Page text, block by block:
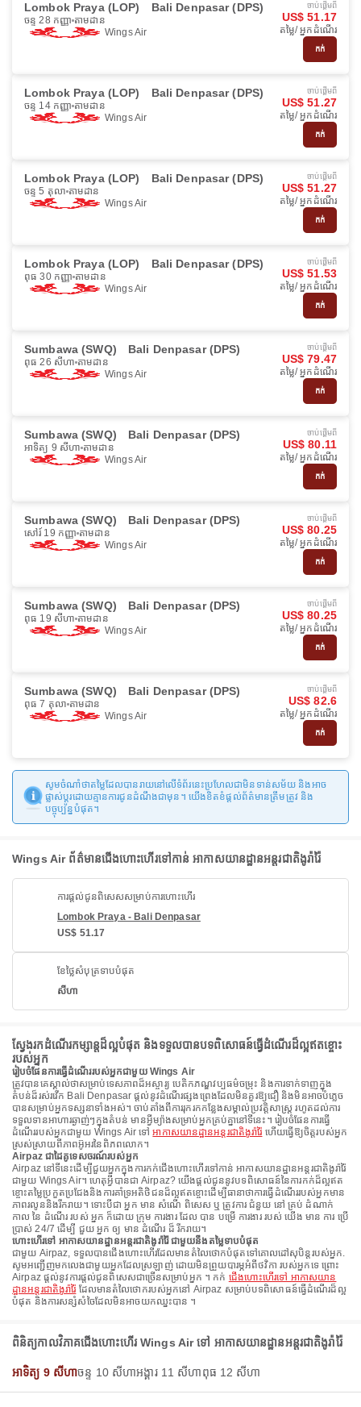
Lombok Praya (LOP) Bali Denpasar (DPS)
ចន្ទ 28 កញ្ញា តាមដាន
Wings Air
ចាប់ផ្ដើមពី
US$ 51.17
តម្លៃ/ អ្នកដំណើរ
កក់
Lombok Praya (LOP) Bali Denpasar (DPS)
ចន្ទ 14 កញ្ញា តាមដាន
Wings Air
ចាប់ផ្ដើមពី
US$ 51.27
តម្លៃ/ អ្នកដំណើរ
កក់
Lombok Praya (LOP) Bali Denpasar (DPS)
ចន្ទ 5 តុលា តាមដាន
Wings Air
ចាប់ផ្ដើមពី
US$ 51.27
តម្លៃ/ អ្នកដំណើរ
កក់
Lombok Praya (LOP) Bali Denpasar (DPS)
ពុធ 30 កញ្ញា តាមដាន
Wings Air
ចាប់ផ្ដើមពី
US$ 51.53
តម្លៃ/ អ្នកដំណើរ
កក់
Sumbawa (SWQ) Bali Denpasar (DPS)
ពុធ 26 សីហា តាមដាន
Wings Air
ចាប់ផ្ដើមពី
US$ 79.47
តម្លៃ/ អ្នកដំណើរ
កក់
Sumbawa (SWQ) Bali Denpasar (DPS)
អាទិត្យ 9 សីហា តាមដាន
Wings Air
ចាប់ផ្ដើមពី
US$ 80.11
តម្លៃ/ អ្នកដំណើរ
កក់
Sumbawa (SWQ) Bali Denpasar (DPS)
សៅរ៍ 19 កញ្ញា តាមដាន
Wings Air
ចាប់ផ្ដើមពី
US$ 80.25
តម្លៃ/ អ្នកដំណើរ
កក់
Sumbawa (SWQ) Bali Denpasar (DPS)
ពុធ 19 សីហា តាមដាន
Wings Air
ចាប់ផ្ដើមពី
US$ 80.25
តម្លៃ/ អ្នកដំណើរ
កក់
Sumbawa (SWQ) Bali Denpasar (DPS)
ពុធ 7 តុលា តាមដាន
Wings Air
ចាប់ផ្ដើមពី
US$ 82.6
តម្លៃ/ អ្នកដំណើរ
កក់
សូមចំណាំថាតម្លៃដែលបានរាយនៅលើទំព័រនេះប្រហែលជាមិនទាន់សម័យ និងអាច
ផ្លាស់ប្តូរដោយគ្មានការជូនដំណឹងជាមុន។ យើងខិតខំផ្តល់ព័ត៌មានត្រឹមត្រូវ និង
បច្ចុប្បន្នបំផុត។
Wings Air ព័ត៌មានជើងហោះហើរទៅកាន់ អាកាសយានដ្ឋានអន្តរជាតិងូរ៉ារ៉ៃ
ការផ្តល់ជូនពិសេសសម្រាប់ការហោះហើរ
Lombok Praya - Bali Denpasar
US$ 51.17
ខែថ្លៃសំបុត្រទាបបំផុត
សីហា
ស្វែងរកដំណើរកម្សាន្តដ៏ល្អបំផុត និងទទួលបានបទពិសោធន៍ធ្វើដំណើរដ៏ល្អឥតខ្ចោះ
របស់អ្នក
រៀបចំផែនការធ្វើដំណើររបស់អ្នកជាមួយ Wings Air
ត្រូវបានគេស្គាល់ថាសម្រាប់ទេសភាពដ៏អស្ចារ្យ បេតិកភណ្ឌវប្បធម៌ចម្រុះ និងការទាក់ទាញក្នុង
តំបន់ដ៏រស់រវើក Bali Denpasar ផ្តល់នូវដំណើរផ្សងព្រេងដែលមិនគួរឱ្យជឿ និងមិនអាចបំភ្លេច
បានសម្រាប់អ្នកទស្សនាទាំងអស់។ ចាប់តាំងពីការរុករកកន្លែងសម្គាល់ប្រវត្តិសាស្ត្រ រហូតដល់ការ
ទទួលទានអាហារឆ្ងាញ់ៗក្នុងតំបន់ មានអ្វីម្យ៉ាងសម្រាប់អ្នកគ្រប់គ្នានៅទីនេះ។ រៀបចំផែនការធ្វើ
ដំណើររបស់អ្នកជាមួយ Wings Air ទៅអាកាសយានដ្ឋានអន្តរជាតិងូរ៉ារ៉ៃ ហើយធ្វើឱ្យចិត្តរបស់អ្នក
ស្រស់ស្រាយពីភាពអ៊ូអរនៃពិភពលោក។
Airpaz ជាដៃគូទេសចរណ៍របស់អ្នក
Airpaz នៅទីនេះដើម្បីជួយអ្នកក្នុងការកក់ជើងហោះហើរទៅកាន់ អាកាសយានដ្ឋានអន្តរជាតិងូរ៉ារ៉ៃ
ជាមួយ Wings Air។ ហេតុអ្វីបានជា Airpaz? យើងផ្តល់ជូននូវបទពិសោធន៍នៃការកក់ដ៏ល្អឥត
ខ្ចោះតម្លៃប្រកួតប្រជែងនិងការគាំទ្រអតិថិជនដ៏ល្អឥតខ្ចោះដើម្បីធានាថាការធ្វើដំណើររបស់អ្នកមាន
ភាពរលូននិងរីករាយ។ ទោះបីជា អ្នក មាន សំណើ ពិសេស ឬ ត្រូវការ ជំនួយ នៅ គ្រប់ ដំណាក់
កាល នៃ ដំណើរ របស់ អ្នក ក៏ដោយ ក្រុម ការងារ ដែល បាន បម្រើ ការងារ របស់ យើង មាន ការ ប្រើ
ប្រាស់ 24/7 ដើម្បី ជួយ អ្នក ឲ្យ មាន ដំណើរ ដ៏ រីករាយ។
ហោះហើរទៅ អាកាសយានដ្ឋានអន្តរជាតិងូរ៉ារ៉ៃ ជាមួយនឹងតម្លៃទាបបំផុត
ជាមួយ Airpaz, ទទួលបានជើងហោះហើរដែលមានតំលៃថោកបំផុតទៅគោលដៅសុបិន្តរបស់អ្នក.
សូមអញ្ជើញមកលេងជាមួយអ្នកដែលស្រឡាញ់ ដោយមិនព្រួយបារម្ភអំពីថវិកា របស់អ្នកទេ ព្រោះ
Airpaz ផ្តល់នូវការផ្តល់ជូនពិសេសជាច្រើនសម្រាប់អ្នក ។ កក់ ជើងហោះហើរទៅ អាកាសយាន
ដ្ឋានអន្តរជាតិងូរ៉ារ៉ៃ ដែលមានតំលៃថោករបស់អ្នកនៅ Airpaz សម្រាប់បទពិសោធន៍ធ្វើដំណើរដ៏ល្អ
បំផុត និងការសន្សំសំចៃដែលមិនអាចយកឈ្នះបាន ។
ពិនិត្យកាលវិភាគជើងហោះហើរ Wings Air ទៅ អាកាសយានដ្ឋានអន្តរជាតិងូរ៉ារ៉ៃ
អាទិត្យ 9 សីហាចន្ទ 10 សីហាអង្គារ 11 សីហាពុធ 12 សីហា